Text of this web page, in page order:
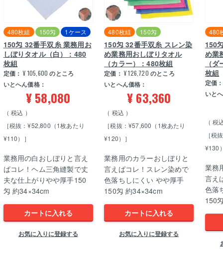
480枚組 150匁 1ケース
150匁 32番手双糸 業務用お
しぼりタオル（白）：480
枚組
定価： ¥ 105,600 のところ
いとへん価格：
¥58,080
税込
［税抜：¥52,800（1枚あたり
¥110）］
業務用の白おしぼりと言え
ばコレ！ヘム三角縫製で丈
夫な仕上がりやや厚手150
匁 約34×34cm
カートに入れる
お気に入りに登録する
480枚組 150匁
150匁 32番手双糸 スレン染
め業務用おしぼりタオル
（カラー）：480枚組
定価： ¥ 126,720 のところ
いとへん価格：
¥63,360
税込
［税抜：¥57,600（1枚あたり
¥120）］
業務用のカラーおしぼりと
言えばコレ！スレン染めで
色落ちしにくい やや厚手
150匁 約34×34cm
カートに入れる
お気に入りに登録する
480
150
め業
（
枚組
定価：
いと
税
［税
¥130
業務
言え
色落
150